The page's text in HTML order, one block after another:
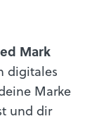
Mark
digitales
Marke
und dir